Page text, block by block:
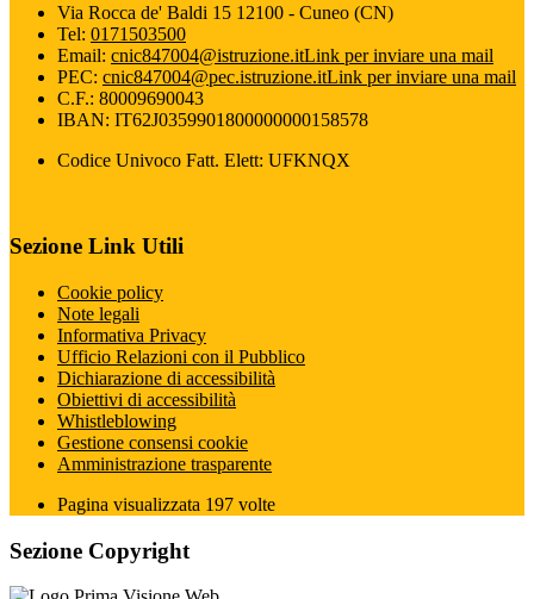
Via Rocca de' Baldi 15 12100 - Cuneo (CN)
Tel: 0171503500
Email: cnic847004@istruzione.itLink per inviare una mail
PEC: cnic847004@pec.istruzione.itLink per inviare una mail
C.F.: 80009690043
IBAN: IT62J0359901800000000158578
Codice Univoco Fatt. Elett: UFKNQX
Sezione Link Utili
Cookie policy
Note legali
Informativa Privacy
Ufficio Relazioni con il Pubblico
Dichiarazione di accessibilità
Obiettivi di accessibilità
Whistleblowing
Gestione consensi cookie
Amministrazione trasparente
Pagina visualizzata 197 volte
Sezione Copyright